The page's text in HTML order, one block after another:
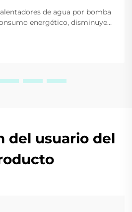
de agua por bomba
energético, disminuyen
para empresas. Aprenda por
están cambiando ahora.
del usuario del